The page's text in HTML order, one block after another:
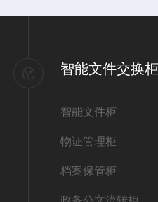
智能文件交换柜
智能文件柜
物证管理柜
档案保管柜